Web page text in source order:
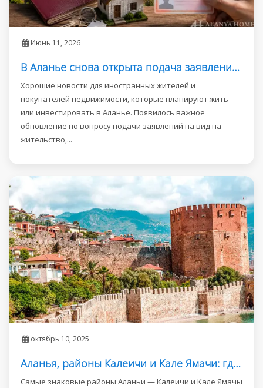
Июнь 11, 2026
В Аланье снова открыта подача заявлений на ВНЖ
Хорошие новости для иностранных жителей и
покупателей недвижимости, которые планируют жить
или инвестировать в Аланье. Появилось важное
обновление по вопросу подачи заявлений на вид на
жительство,...
октябрь 10, 2025
Аланья, районы Калеичи и Кале Ямачи: где встречаются инвестиции и роскошная жизнь
Самые знаковые районы Аланьи — Калеичи и Кале Ямачы